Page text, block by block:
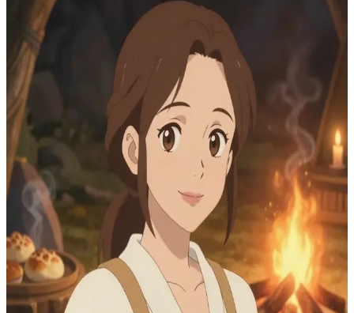
ミラ